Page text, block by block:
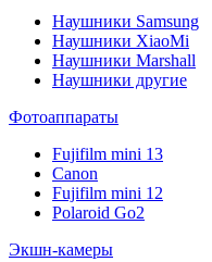
Наушники Samsung
Наушники XiaoMi
Наушники Marshall
Наушники другие
Фотоаппараты
Fujifilm mini 13
Canon
Fujifilm mini 12
Polaroid Go2
Экшн-камеры